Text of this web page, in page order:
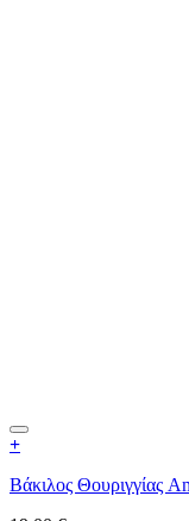
+
Βάκιλος Θουριγγίας